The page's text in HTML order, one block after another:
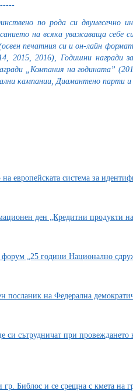
по рода си двумесечно
на всяка уважаваща себе
печатния си и он-лайн
2015, 2016), Годишни награди
„Компания на годината”
кампании, Диамантено парти
европейската система за
ден „Кредитни продукти
форум „25 години Национално
посланик на Федерална
сътрудничат при провеждането
гр. Библос и се срещна с кмета на